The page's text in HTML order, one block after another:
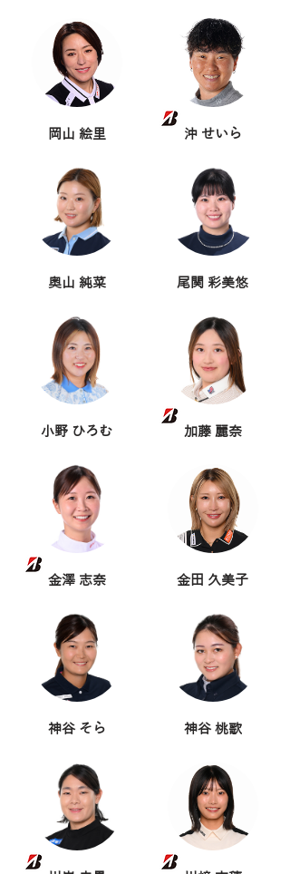
岡山 絵里
奥山 純菜
小野 ひろむ
金澤 志奈
神谷 そら
沖 せいら
尾関 彩美悠
加藤 麗奈
金田 久美子
神谷 桃歌